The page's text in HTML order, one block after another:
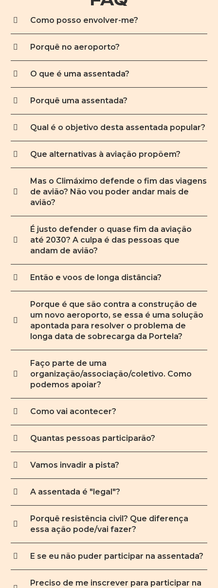
Como posso envolver-me?
Porquê no aeroporto?
O que é uma assentada?
Porquê uma assentada?
Qual é o objetivo desta assentada popular?
Que alternativas à aviação propõem?
Mas o Climáximo defende o fim das viagens
de avião? Não vou poder andar mais de
avião?
É justo defender o quase fim da aviação
até 2030? A culpa é das pessoas que
andam de avião?
Então e voos de longa distância?
Porque é que são contra a construção de
um novo aeroporto, se essa é uma solução
apontada para resolver o problema de
longa data de sobrecarga da Portela?
Faço parte de uma
organização/associação/coletivo. Como
podemos apoiar?
Como vai acontecer?
Quantas pessoas participarão?
Vamos invadir a pista?
A assentada é "legal"?
Porquê resistência civil? Que diferença
essa ação pode/vai fazer?
E se eu não puder participar na assentada?
Preciso de me inscrever para participar na